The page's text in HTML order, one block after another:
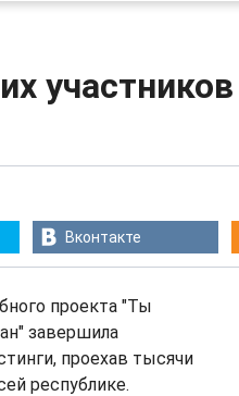
Вконтакте
проекта "Ты
завершила
проехав тысячи
республике.